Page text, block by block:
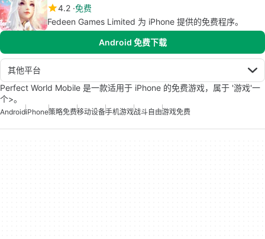
4.2 免费
Fedeen Games Limited 为 iPhone 提供的免费程序。
Android 免费下载
其他平台
Perfect World Mobile 是一款适用于 iPhone 的免费游戏，属于 '游戏'一
个>。
AndroidiPhone策略免费移动设备手机游戏战斗自由游戏免费